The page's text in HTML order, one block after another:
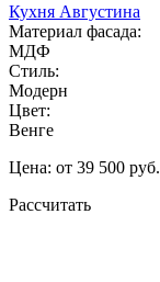
Кухня Августина
Материал фасада:
МДФ
Стиль:
Модерн
Цвет:
Венге
Цена: от 39 500 руб.
Рассчитать